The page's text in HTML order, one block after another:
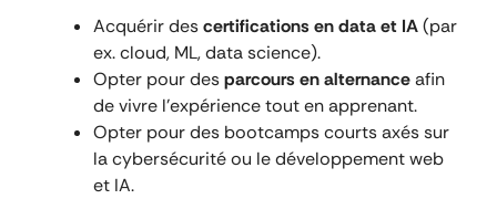
Acquérir descertifications en data et IA(par
ex. cloud, ML, data science).
Opter pour desparcours en alternanceafin
de vivre l’expérience tout en apprenant.
Opter pour des bootcamps courts axés sur
la cybersécurité ou le développement web
et IA.